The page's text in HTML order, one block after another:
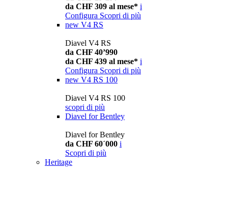
da CHF 309 al mese* i
Configura Scopri di più
new V4 RS
Diavel V4 RS
da CHF 40’990
da CHF 439 al mese* i
Configura Scopri di più
new V4 RS 100
Diavel V4 RS 100
scopri di più
Diavel for Bentley
Diavel for Bentley
da CHF 60´000 i
Scopri di più
Heritage